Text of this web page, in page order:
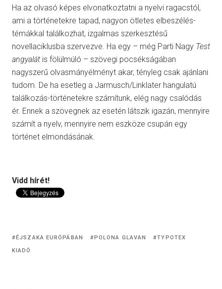
Ha az olvasó képes elvonatkoztatni a nyelvi ragacstól,
ami a történetekre tapad, nagyon ötletes elbeszélés-
témákkal találkozhat, izgalmas szerkesztésű
novellaciklusba szervezve. Ha egy – még Parti Nagy Test
angyalát is fölülmúló – szövegi pocsékságában
nagyszerű olvasmányélményt akar, tényleg csak ajánlani
tudom. De ha esetleg a Jarmusch/Linklater hangulatú
találkozás-történetekre számítunk, elég nagy csalódás
ér. Ennek a szövegnek az esetén látszik igazán, mennyire
számít a nyelv, mennyire nem eszköze csupán egy
történet elmondásának.
Vidd hírét!
ÉJSZAKA EURÓPÁBAN POLONA GLAVAN
TYPOTEX
KIADÓ